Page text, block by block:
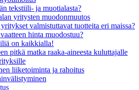
tekstiili- ja muotialasta?
yritysten muodonmuutos
valmistuttavat tuotteita eri maissa?
hinta muodostuu?
on kaikkialla!
pitkä matka raaka-aineesta kuluttajalle
liiketoiminta ja rahoitus